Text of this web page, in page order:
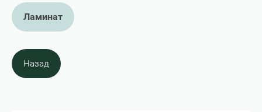
Ламинат
Назад